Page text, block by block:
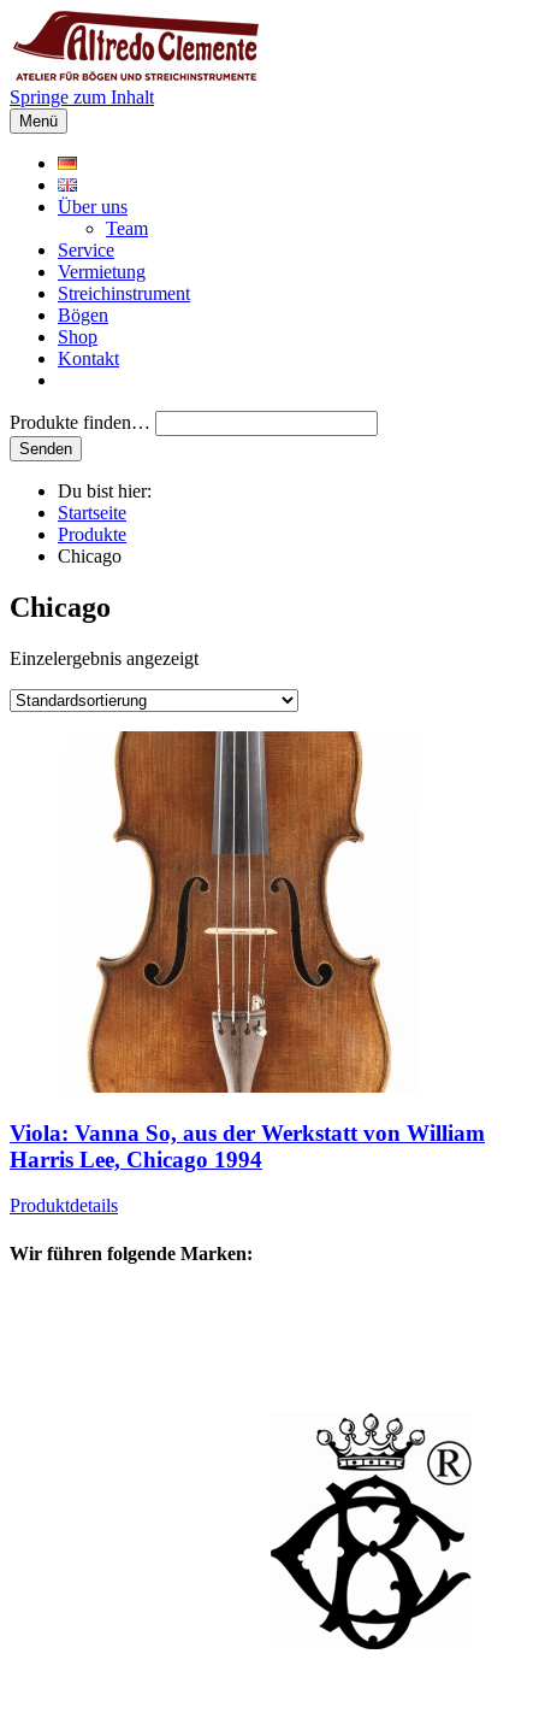
Springe zum Inhalt
Menü
Über uns
Team
Service
Vermietung
Streichinstrument
Bögen
Shop
Kontakt
Produkte finden…
Du bist hier:
Startseite
Produkte
Chicago
Chicago
Einzelergebnis angezeigt
Viola: Vanna So, aus der Werkstatt von William
Harris Lee, Chicago 1994
Produktdetails
Wir führen folgende Marken: